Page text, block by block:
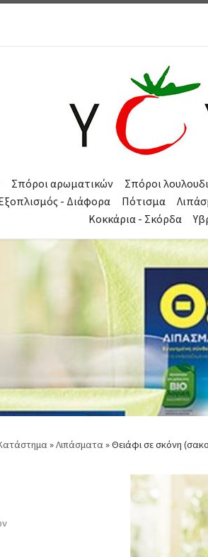
Σπόροι αρωματικών Σπόροι
- Διάφορα Πότισμα
Κοκκάρια - Σκόρδα
»Λιπάσματα »Θειάφι σε σκόνη